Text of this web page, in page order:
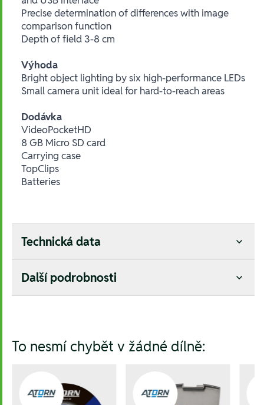
Precise determination of differences with image
comparison function
Depth of field 3-8 cm
Výhoda
Bright object lighting by six high-performance LEDs
Small camera unit ideal for hard-to-reach areas
Dodávka
VideoPocketHD
8 GB Micro SD card
Carrying case
TopClips
Batteries
Technická data
Další podrobnosti
To nesmí chybět v žádné dílně: